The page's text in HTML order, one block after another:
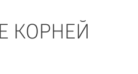
КОРНЕЙ